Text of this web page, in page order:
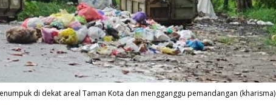
di dekat areal Taman Kota dan mengganggu pemandangan (kharisma)